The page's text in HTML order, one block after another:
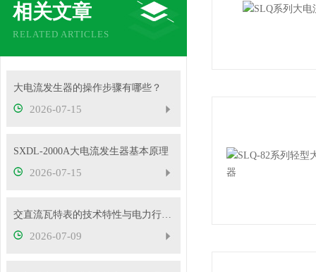
相关文章
RELATED ARTICLES
大电流发生器的操作步骤有哪些？
2026-07-15
SXDL-2000A大电流发生器基本原理
2026-07-15
交直流瓦特表的技术特性与电力行业应用实践
2026-07-09